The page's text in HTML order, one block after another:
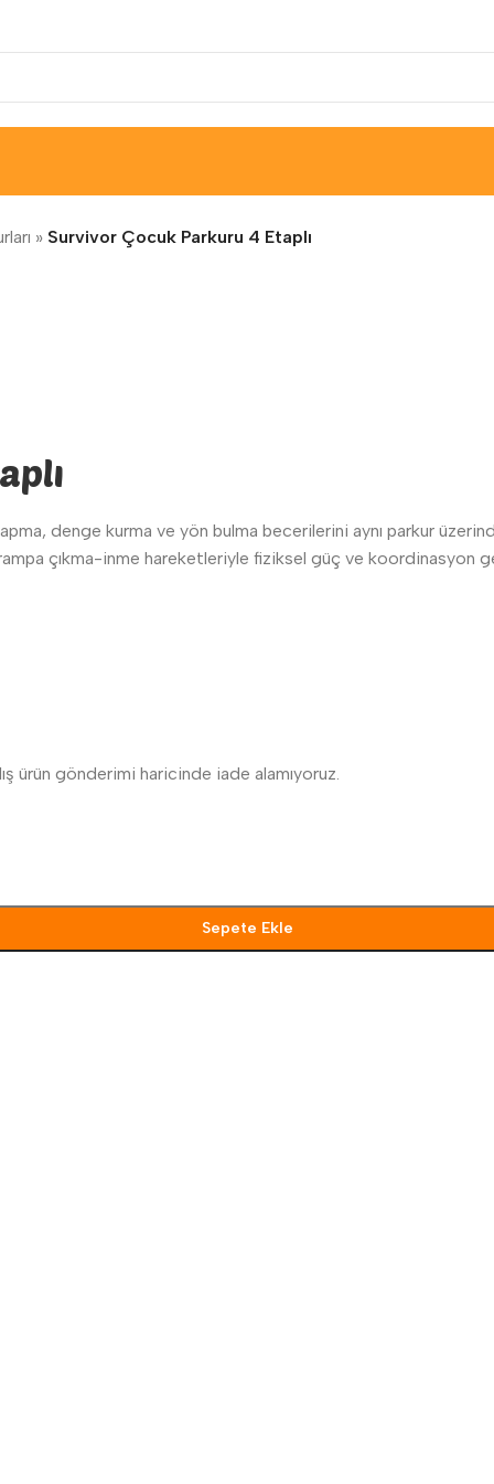
» Survivor Çocuk Parkuru 4 Etaplı
denge kurma ve yön bulma becerilerini aynı parkur
çıkma-inme hareketleriyle fiziksel güç ve koordinasyon
ürün gönderimi haricinde iade alamıyoruz.
Sepete Ekle